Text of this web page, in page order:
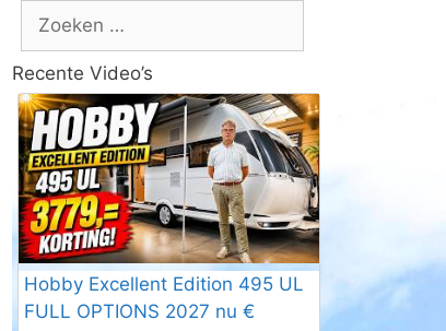
Zoek
Recente Video’s
Hobby Excellent Edition 495 UL
FULL OPTIONS 2027 nu €